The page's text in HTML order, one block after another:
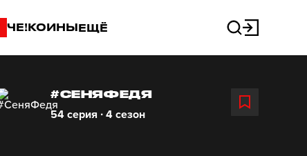
ЧЕ!КОИНЫЕЩЁ
#СЕНЯФЕДЯ
54 серия ∙ 4 сезон